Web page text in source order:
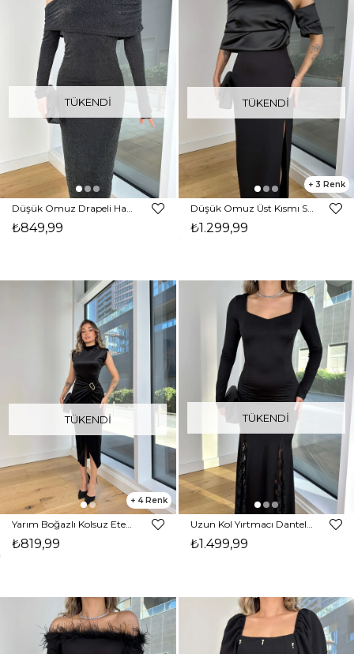
TÜKENDI
Düşük Omuz Drapeli Hamda Siyah Simli Kadın Elbise 25K416
₺849,99
TÜKENDI
3
Düşük Omuz Üst Kısmı Saten Eteği Yırtmaçlı Zidane Siyah Kadın Elbise 25K406
₺1.299,99
TÜKENDI
4
Yarım Boğazlı Kolsuz Eteği Kruvaze Kadife Lukeny Siyah Kadın Elbise 25K392
₺819,99
TÜKENDI
Uzun Kol Yırtmacı Dantel Detaylı Kaylen Siyah Kadın Elbise 25K399
₺1.499,99